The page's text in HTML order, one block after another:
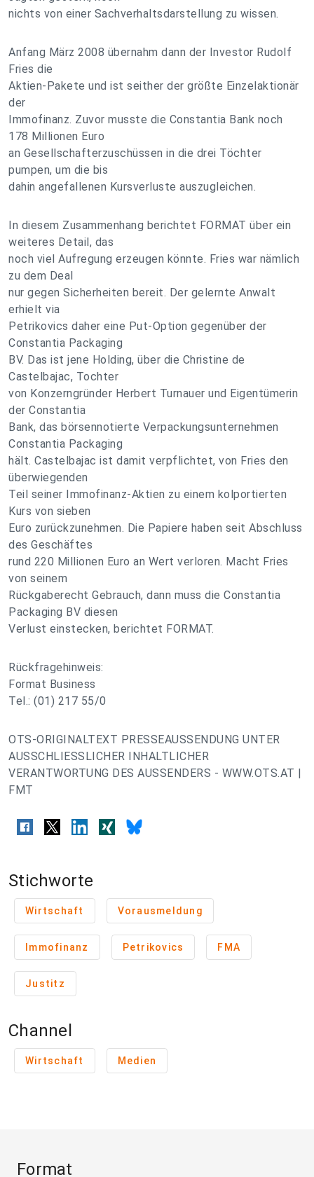
nichts von einer Sachverhaltsdarstellung zu wissen.
Anfang März 2008 übernahm dann der Investor Rudolf
Fries die
Aktien-Pakete und ist seither der größte Einzelaktionär
der
Immofinanz. Zuvor musste die Constantia Bank noch
178 Millionen Euro
an Gesellschafterzuschüssen in die drei Töchter
pumpen, um die bis
dahin angefallenen Kursverluste auszugleichen.
In diesem Zusammenhang berichtet FORMAT über ein
weiteres Detail, das
noch viel Aufregung erzeugen könnte. Fries war nämlich
zu dem Deal
nur gegen Sicherheiten bereit. Der gelernte Anwalt
erhielt via
Petrikovics daher eine Put-Option gegenüber der
Constantia Packaging
BV. Das ist jene Holding, über die Christine de
Castelbajac, Tochter
von Konzerngründer Herbert Turnauer und Eigentümerin
der Constantia
Bank, das börsennotierte Verpackungsunternehmen
Constantia Packaging
hält. Castelbajac ist damit verpflichtet, von Fries den
überwiegenden
Teil seiner Immofinanz-Aktien zu einem kolportierten
Kurs von sieben
Euro zurückzunehmen. Die Papiere haben seit Abschluss
des Geschäftes
rund 220 Millionen Euro an Wert verloren. Macht Fries
von seinem
Rückgaberecht Gebrauch, dann muss die Constantia
Packaging BV diesen
Verlust einstecken, berichtet FORMAT.
Rückfragehinweis:
Format Business
Tel.: (01) 217 55/0
OTS-ORIGINALTEXT PRESSEAUSSENDUNG UNTER
AUSSCHLIESSLICHER INHALTLICHER
VERANTWORTUNG DES AUSSENDERS - WWW.OTS.AT |
FMT
Stichworte
Wirtschaft Vorausmeldung
Immofinanz Petrikovics FMA
Justitz
Channel
Wirtschaft Medien
Format